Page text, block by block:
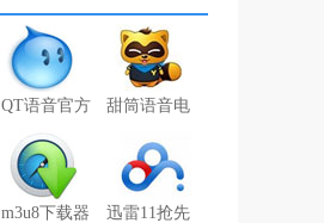
QT语音官方 甜筒语音电
m3u8下载器 迅雷11抢先